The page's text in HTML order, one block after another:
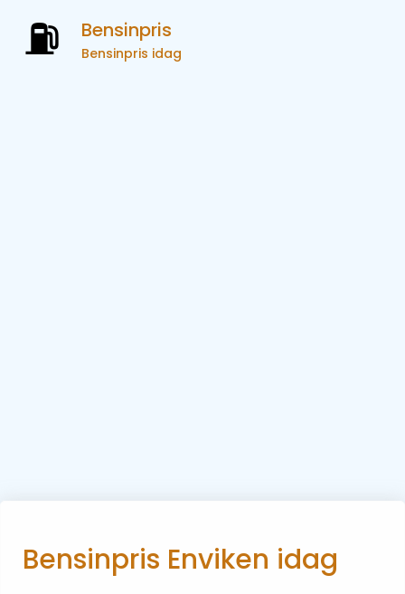
Bensinpris
Bensinpris idag
Bensinpris Enviken idag